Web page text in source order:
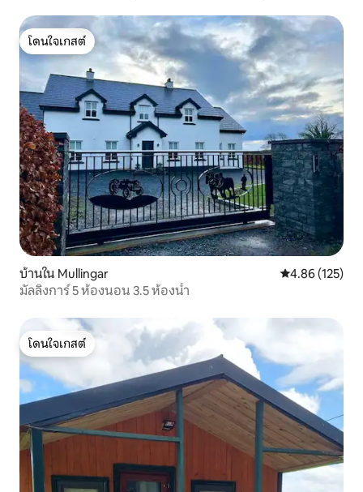
โดนใจเกสต์
โดนใจเกสต์
บ้านใน Mullingar คะแนนเฉลี่ย
4.86 (125)
มัลลิงการ์ 5 ห้องนอน 3.5 ห้องน้ำ
โดนใจเกสต์
โดนใจเกสต์